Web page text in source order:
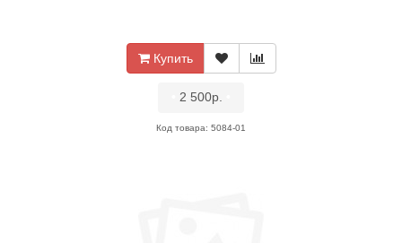
Купить
2 500р.
Код товара: 5084-01